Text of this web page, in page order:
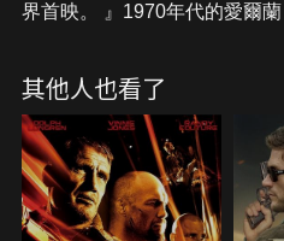
界首映。 』1970年代的愛爾
身，當芬巴發現其同夥曾對當
他在金盆洗手前執行「最後一
加緊張，芬巴必須在暴露自己
間做出抉擇。
其他人也看了